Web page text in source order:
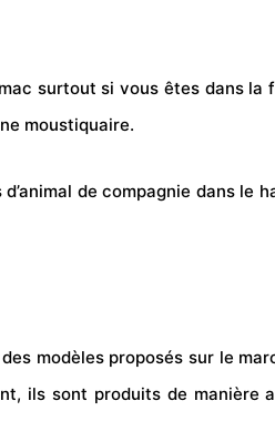
surtout si vous êtes dans
moustiquaire.
de compagnie dans le
modèles proposés sur le
ils sont produits de manière